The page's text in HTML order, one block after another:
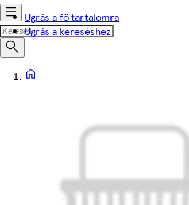
Ugrás a fő tartalomra
Ugrás a kereséshez